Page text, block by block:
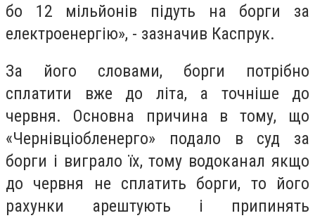
бо 12 мільйонів підуть на борги за
електроенергію», - зазначив Каспрук.
За його словами, борги потрібно
сплатити вже до літа, а точніше до
червня. Основна причина в тому, що
«Чернівціобленерго» подало в суд за
борги і виграло їх, тому водоканал якщо
до червня не сплатить борги, то його
рахунки арештують і припинять